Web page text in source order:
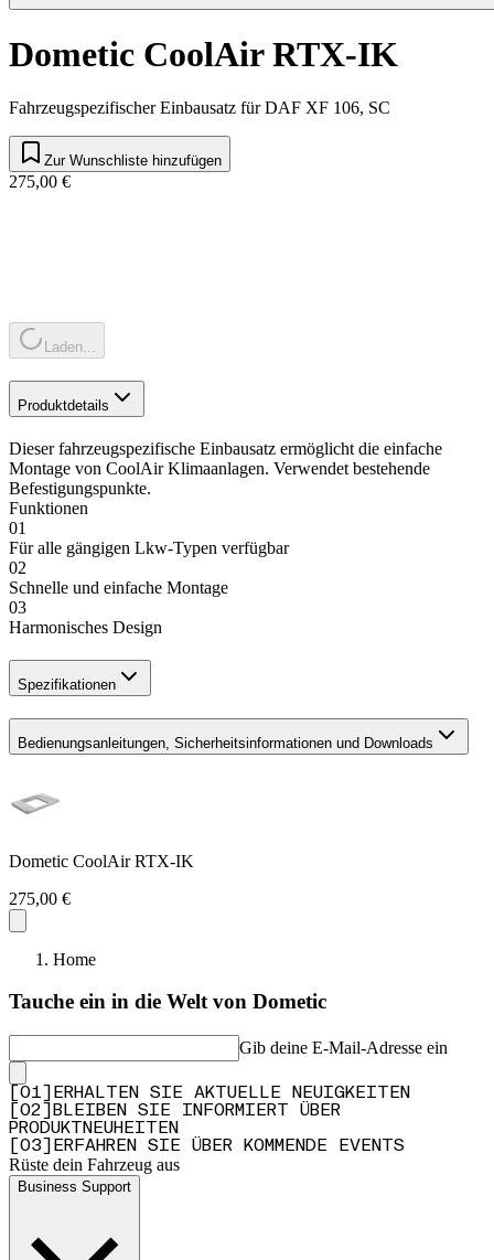
Dometic CoolAir RTX-IK
Fahrzeugspezifischer Einbausatz für DAF XF 106, SC
Zur Wunschliste hinzufügen
275,00 €
Laden...
Produktdetails
Dieser fahrzeugspezifische Einbausatz ermöglicht die einfache
Montage von CoolAir Klimaanlagen. Verwendet bestehende
Befestigungspunkte.
Funktionen
01
Für alle gängigen Lkw-Typen verfügbar
02
Schnelle und einfache Montage
03
Harmonisches Design
Spezifikationen
Bedienungsanleitungen, Sicherheitsinformationen und Downloads
Dometic CoolAir RTX-IK
275,00 €
Home
Tauche ein in die Welt von Dometic
Gib deine E-Mail-Adresse ein
01
ERHALTEN SIE AKTUELLE NEUIGKEITEN
02
BLEIBEN SIE INFORMIERT ÜBER
PRODUKTNEUHEITEN
03 ERFAHREN SIE ÜBER KOMMENDE EVENTS
Rüste dein Fahrzeug aus
Business Support